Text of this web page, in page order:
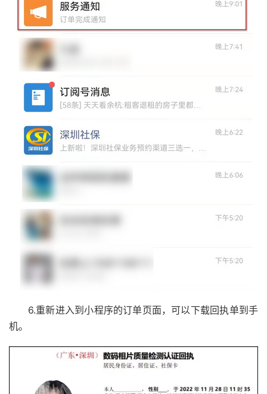
6.重新进入到小程序的订单页面，可以下载回执单到手
机。